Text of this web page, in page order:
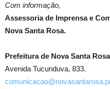
Com informação,
Assessoria de Imprensa e
Nova Santa Rosa.
Prefeitura de Nova Santa Rosa
Avenida Tucunduva, 833.